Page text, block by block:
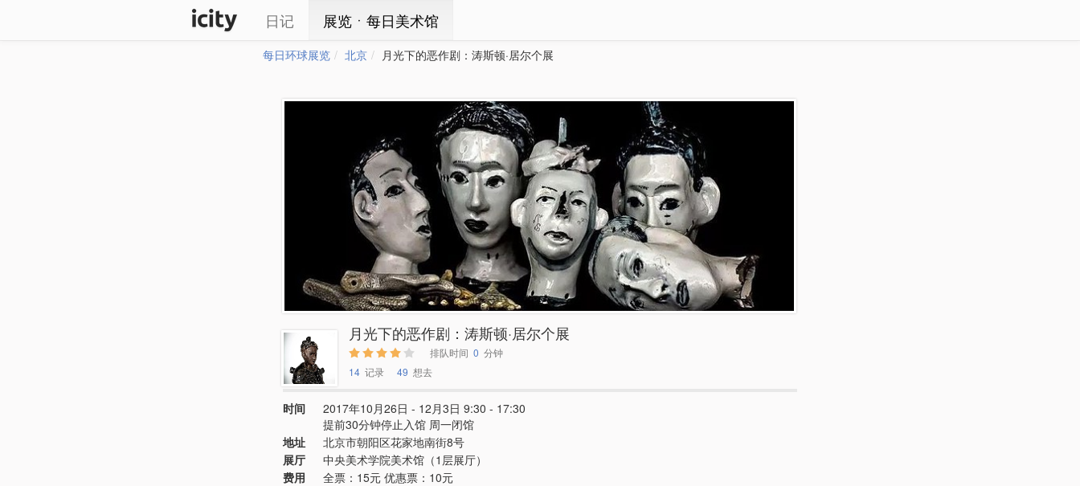
日记 展览ㆍ每日美术馆
每日环球展览 北京 月光下的恶作剧：涛斯顿·居尔个展
月光下的恶作剧：涛斯顿·居尔个展
排队时间 0 分钟
14 记录 49 想去
时间
2017年10月26日 - 12月3日 9:30 - 17:30
提前30分钟停止入馆 周一闭馆
地址
北京市朝阳区花家地南街8号
展厅
中央美术学院美术馆（1层展厅）
费用
全票：15元 优惠票：10元